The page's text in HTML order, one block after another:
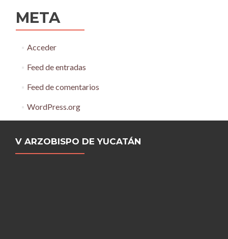
META
Acceder
Feed de entradas
Feed de comentarios
WordPress.org
V ARZOBISPO DE YUCATÁN